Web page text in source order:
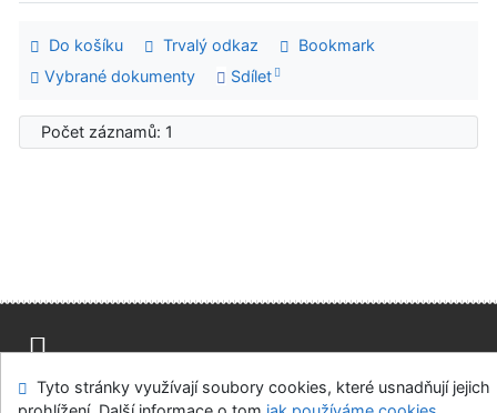
Do košíku Trvalý odkaz
Bookmark
Vybrané dokumenty
Sdílet
Počet záznamů: 1
Mapa stránek Přístupnost
Soukromí
Tyto stránky využívají soubory cookies, které usnadňují jejich